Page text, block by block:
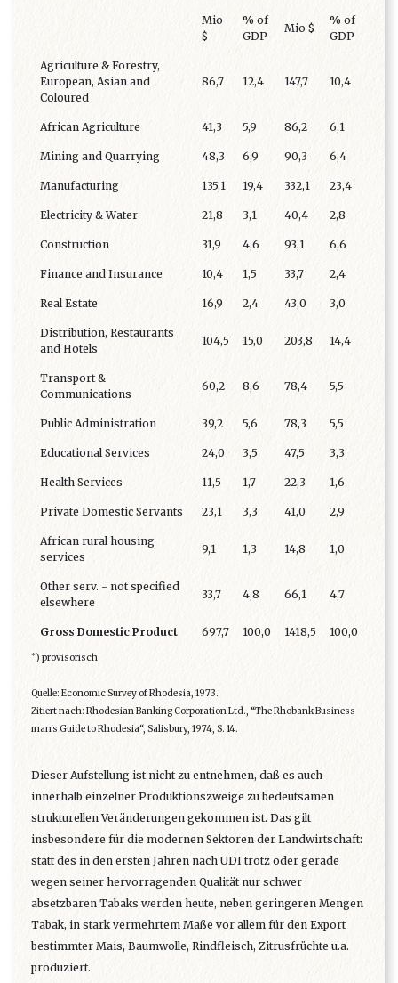
Mio
$
% of
GDP
Mio $
% of
GDP
Agriculture & Forestry,
European, Asian and
Coloured
86,7 12,4 147,7 10,4
African Agriculture 41,3 5,9 86,2 6,1
Mining and Quarrying 48,3 6,9 90,3 6,4
Manufacturing 135,1 19,4 332,1 23,4
Electricity & Water 21,8 3,1 40,4 2,8
Construction 31,9 4,6 93,1 6,6
Finance and Insurance 10,4 1,5 33,7 2,4
Real Estate 16,9 2,4 43,0 3,0
Distribution, Restaurants
and Hotels
104,5 15,0 203,8 14,4
Transport &
Communications
60,2 8,6 78,4 5,5
Public Administration 39,2 5,6 78,3 5,5
Educational Services 24,0 3,5 47,5 3,3
Health Services 11,5 1,7 22,3 1,6
Private Domestic Servants 23,1 3,3 41,0 2,9
African rural housing
services
9,1 1,3 14,8 1,0
Other serv. - not specified
elsewhere
33,7 4,8 66,1 4,7
Gross Domestic Product 697,7 100,0 1418,5 100,0
* ) provisorisch
Quelle: Economic Survey of Rhodesia, 1973.
Zitiert nach: Rhodesian Banking Corporation Ltd., “The Rhobank Business
man's Guide to Rhodesia“, Salisbury, 1974, S. 14.
Dieser Aufstellung ist nicht zu entnehmen, daß es auch
innerhalb einzelner Produktionszweige zu bedeutsamen
strukturellen Veränderungen gekommen ist. Das gilt
insbesondere für die modernen Sektoren der Landwirtschaft:
statt des in den ersten Jahren nach UDI trotz oder gerade
wegen seiner hervorragenden Qualität nur schwer
absetzbaren Tabaks werden heute, neben geringeren Mengen
Tabak, in stark vermehrtem Maße vor allem für den Export
bestimmter Mais, Baumwolle, Rindfleisch, Zitrusfrüchte u.a.
produziert.